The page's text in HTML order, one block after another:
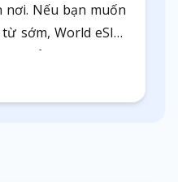
Nếu bạn muốn
sớm, World eSIM
khảo.